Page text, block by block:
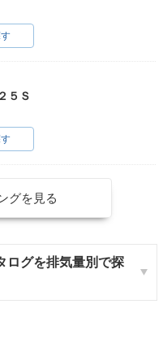
５Ｓ
グを見る
ログを排気量別で探